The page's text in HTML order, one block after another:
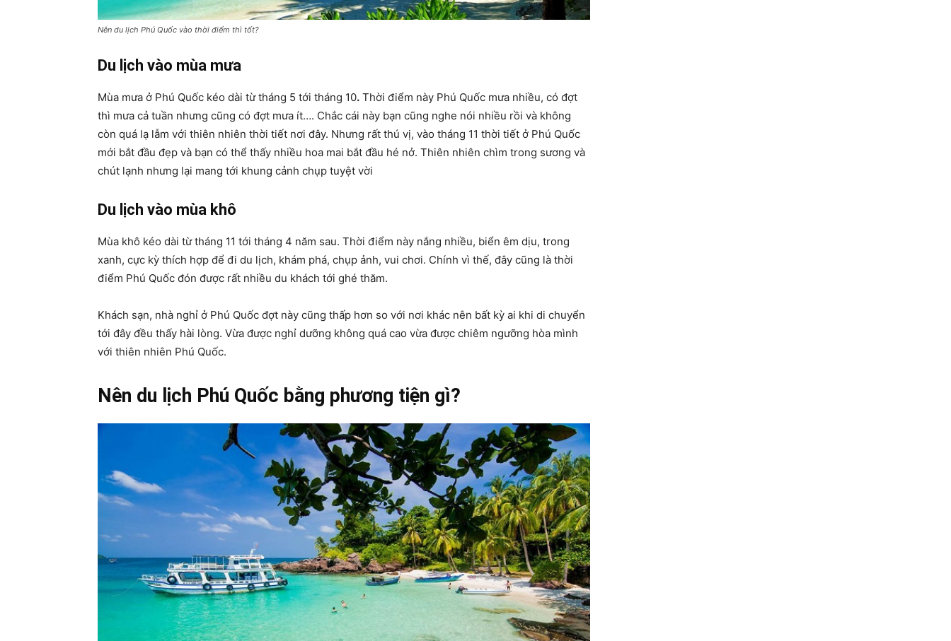
Nên du lịch Phú Quốc vào thời điểm thì tốt?
Du lịch vào mùa mưa
Mùa mưa ở Phú Quốc kéo dài từ tháng 5 tới tháng 10. Thời điểm này Phú Quốc mưa nhiều, có đợt
thì mưa cả tuần nhưng cũng có đợt mưa ít…. Chắc cái này bạn cũng nghe nói nhiều rồi và không
còn quá lạ lẫm với thiên nhiên thời tiết nơi đây. Nhưng rất thú vị, vào tháng 11 thời tiết ở Phú Quốc
mới bắt đầu đẹp và bạn có thể thấy nhiều hoa mai bắt đầu hé nở. Thiên nhiên chìm trong sương và
chút lạnh nhưng lại mang tới khung cảnh chụp tuyệt vời
Du lịch vào mùa khô
Mùa khô kéo dài từ tháng 11 tới tháng 4 năm sau. Thời điểm này nắng nhiều, biển êm dịu, trong
xanh, cực kỳ thích hợp để đi du lịch, khám phá, chụp ảnh, vui chơi. Chính vì thế, đây cũng là thời
điểm Phú Quốc đón được rất nhiều du khách tới ghé thăm.
Khách sạn, nhà nghỉ ở Phú Quốc đợt này cũng thấp hơn so với nơi khác nên bất kỳ ai khi di chuyển
tới đây đều thấy hài lòng. Vừa được nghỉ dưỡng không quá cao vừa được chiêm ngưỡng hòa mình
với thiên nhiên Phú Quốc.
Nên du lịch Phú Quốc bằng phương tiện gì?